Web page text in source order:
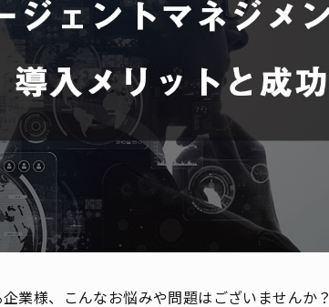
業様、こんなお悩みや問題はございませんか？